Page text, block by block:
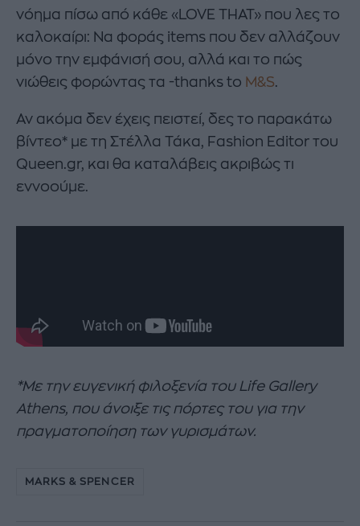
νόημα πίσω από κάθε «LOVE THAT» που λες το
καλοκαίρι: Να φοράς items που δεν αλλάζουν
μόνο την εμφάνισή σου, αλλά και το πώς
νιώθεις φορώντας τα -thanks to M&S.
Αν ακόμα δεν έχεις πειστεί, δες το παρακάτω
βίντεο* με τη Στέλλα Τάκα, Fashion Editor του
Queen.gr, και θα καταλάβεις ακριβώς τι
εννοούμε.
*Με την ευγενική φιλοξενία του Life Gallery
Athens, που άνοιξε τις πόρτες του για την
πραγματοποίηση των γυρισμάτων.
MARKS & SPENCER